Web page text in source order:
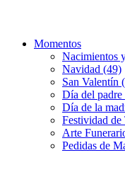
Momentos
Nacimientos
Navidad (49)
San Valentín
Día del padre
Día de la
Festividad de
Arte
Pedidas de